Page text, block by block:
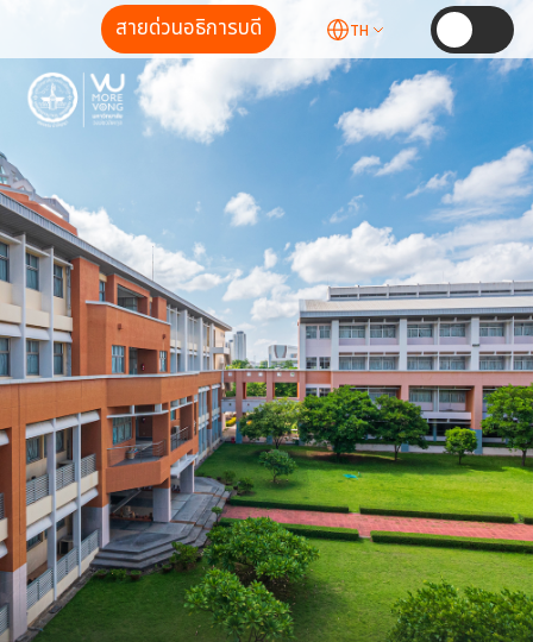
สายด่วนอธิการบดี TH